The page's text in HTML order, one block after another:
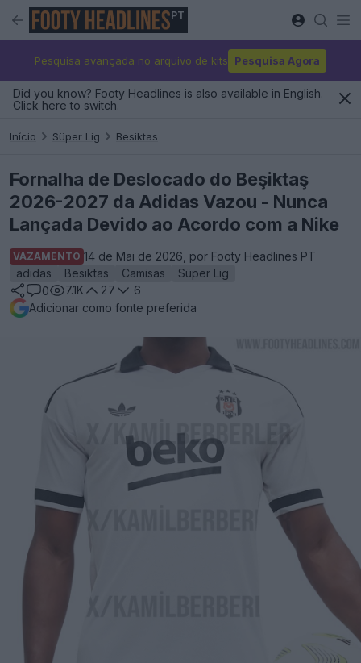
PT
Pesquisa avançada no arquivo de kits Pesquisa Agora
Did you know? Footy Headlines is also available in English.
Click here to switch.
Início Süper Lig Besiktas
Fornalha de Deslocado do Beşiktaş
2026-2027 da Adidas Vazou - Nunca
Lançada Devido ao Acordo com a Nike
VAZAMENTO 14 de Mai de 2026, por Footy Headlines PT
adidas
Besiktas Camisas
Süper Lig
0
7.1K 27
6
Adicionar como fonte preferida